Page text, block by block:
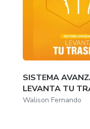
SISTEMA
LEVANTA TU
Walison Fernando